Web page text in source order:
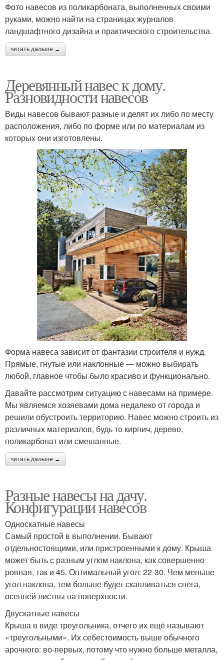
Фото навесов из поликарбоната, выполненных своими
руками, можно найти на страницах журналов
ландшафтного дизайна и практического строительства.
читать дальше →
Деревянный навес к дому.
Разновидности навесов
Виды навесов бывают разные и делят их либо по месту
расположения, либо по форме или по материалам из
которых они изготовлены.
Форма навеса зависит от фантазии строителя и нужд.
Прямые, гнутые или наклонные — можно выбирать
любой, главное чтобы было красиво и функционально.
Давайте рассмотрим ситуацию с навесами на примере.
Мы являемся хозяевами дома недалеко от города и
решили обустроить территорию. Навес можно строить из
различных материалов, будь то кирпич, дерево,
поликарбонат или смешанные.
читать дальше →
Разные навесы на дачу.
Конфигурации навесов
Односкатные навесы
Самый простой в выполнении. Бывают
отдельностоящими, или пристроенными к дому. Крыша
может быть с разным углом наклона, как совершенно
ровная, так и 45. Оптимальный угол: 22-30. Чем меньше
угол наклона, тем больше будет скапливаться снега,
осенней листвы на поверхности.
Двускатные навесы
Крыша в виде треугольника, отчего их ещё называют
«треугольными». Их себестоимость выше обычного
арочного: во-первых, потому что нужно больше металла,